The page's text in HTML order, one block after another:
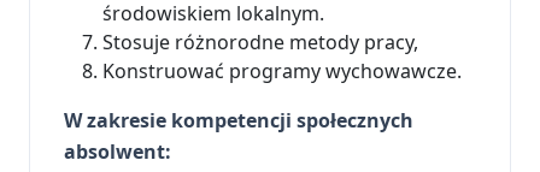
środowiskiem lokalnym.
Stosuje różnorodne metody pracy,
Konstruować programy wychowawcze.
W zakresie kompetencji społecznych
absolwent: